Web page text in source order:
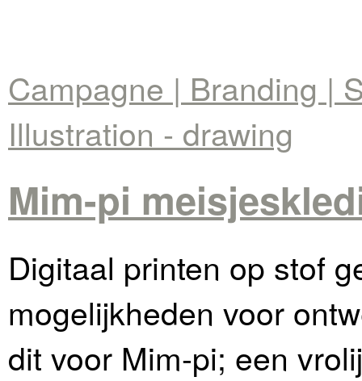
Campagne | Branding |
Illustration - drawing
Mim-pi
Digitaal printen op stof
mogelijkheden voor
dit voor Mim-pi; een